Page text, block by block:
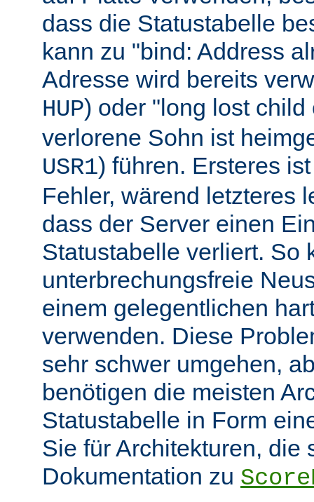
dass die Statustabelle
kann zu "bind: Address
Adresse wird bereits
HUP) oder "long lost
verlorene Sohn ist
USR1) führen. Ersteres
Fehler, wärend letzteres
dass der Server einen
Statustabelle verliert. So
unterbrechungsfreie
einem gelegentlichen
verwenden. Diese
sehr schwer umgehen,
benötigen die meisten
Statustabelle in Form
Sie für Architekturen, die
Dokumentation zu